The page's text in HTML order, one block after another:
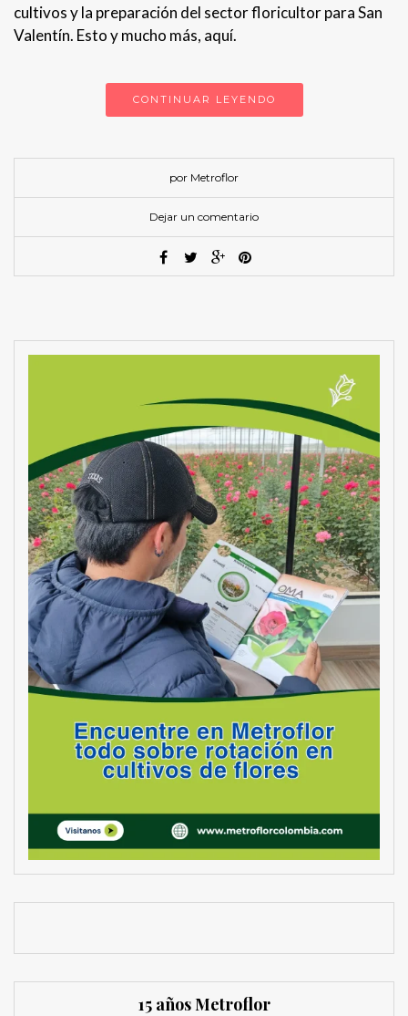
cultivos y la preparación del sector floricultor para San
Valentín. Esto y mucho más, aquí.
CONTINUAR LEYENDO
por Metroflor
Dejar un comentario
15 años Metroflor